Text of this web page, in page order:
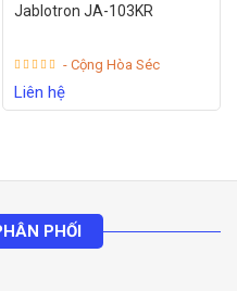
Jablotron JA-103KR
- Cộng Hòa Séc
Liên hệ
PHỐI